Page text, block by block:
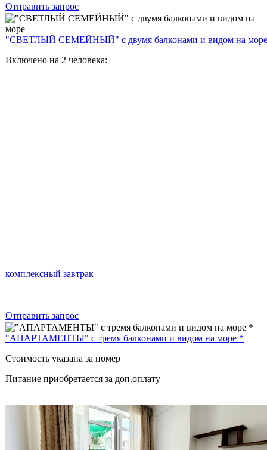
Отправить запрос
"СВЕТЛЫЙ СЕМЕЙНЫЙ" с двумя балконами и видом на море
Включено на 2 человека:
комплексный завтрак
Отправить запрос
"АПАРТАМЕНТЫ" с тремя балконами и видом на море *
Стоимость указана за номер
Питание приобретается за доп.оплату